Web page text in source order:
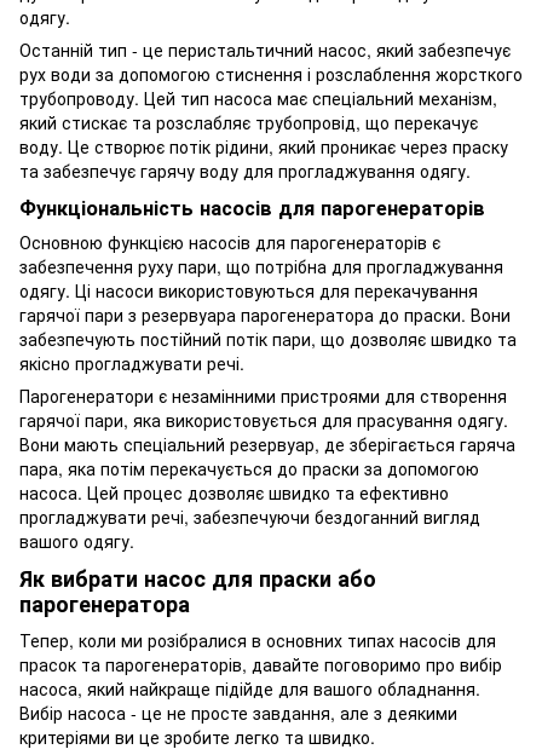
одягу.
Останній тип - це перистальтичний насос, який забезпечує
рух води за допомогою стиснення і розслаблення жорсткого
трубопроводу. Цей тип насоса має спеціальний механізм,
який стискає та розслабляє трубопровід, що перекачує
воду. Це створює потік рідини, який проникає через праску
та забезпечує гарячу воду для прогладжування одягу.
Функціональність насосів для парогенераторів
Основною функцією насосів для парогенераторів є
забезпечення руху пари, що потрібна для прогладжування
одягу. Ці насоси використовуються для перекачування
гарячої пари з резервуара парогенератора до праски. Вони
забезпечують постійний потік пари, що дозволяє швидко та
якісно прогладжувати речі.
Парогенератори є незамінними пристроями для створення
гарячої пари, яка використовується для прасування одягу.
Вони мають спеціальний резервуар, де зберігається гаряча
пара, яка потім перекачується до праски за допомогою
насоса. Цей процес дозволяє швидко та ефективно
прогладжувати речі, забезпечуючи бездоганний вигляд
вашого одягу.
Як вибрати насос для праски або
парогенератора
Тепер, коли ми розібралися в основних типах насосів для
прасок та парогенераторів, давайте поговоримо про вибір
насоса, який найкраще підійде для вашого обладнання.
Вибір насоса - це не просте завдання, але з деякими
критеріями ви це зробите легко та швидко.